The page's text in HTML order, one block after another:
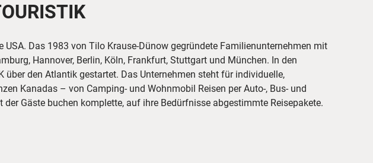
Das 1983 von Tilo Krause-Dünow gegründete Familienunternehmen mit
Hannover, Berlin, Köln, Frankfurt, Stuttgart und München. In den
über den Atlantik gestartet. Das Unternehmen steht für individuelle,
Kanadas – von Camping- und Wohnmobil Reisen per Auto-, Bus- und
Gäste buchen komplette, auf ihre Bedürfnisse abgestimmte Reisepakete.